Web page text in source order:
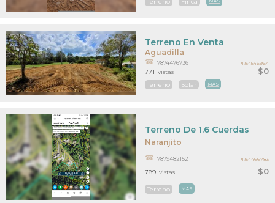
Terreno Finca
Aguadilla
$0
Terreno En Venta
7874476736
Terreno Solar MAS
771 vistas
PR34546964
Naranjito
$0
Terreno De 1.6 Cuerdas
7879482152
Terreno MAS
789 vistas
PR34466783